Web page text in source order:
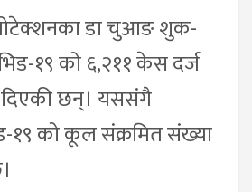
डा चुआङ शुक-
१९ को ६,२११ केस दर्ज
छन्। यससंगै
१९ को कूल संक्रमित संख्या